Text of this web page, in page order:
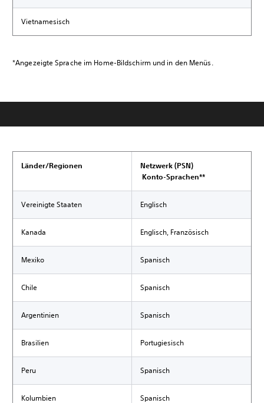
Vietnamesisch
*Angezeigte Sprache im Home-Bildschirm und in den Menüs.
Länder/Regionen
Netzwerk (PSN)
Konto-Sprachen**
Vereinigte Staaten Englisch
Kanada Englisch, Französisch
Mexiko Spanisch
Chile Spanisch
Argentinien Spanisch
Brasilien Portugiesisch
Peru Spanisch
Kolumbien Spanisch